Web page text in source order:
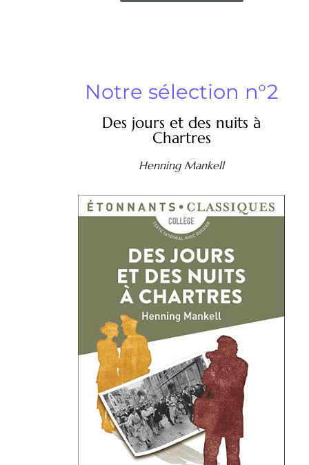
Notre sélection n°2
Des jours et des nuits à
Chartres
Henning Mankell